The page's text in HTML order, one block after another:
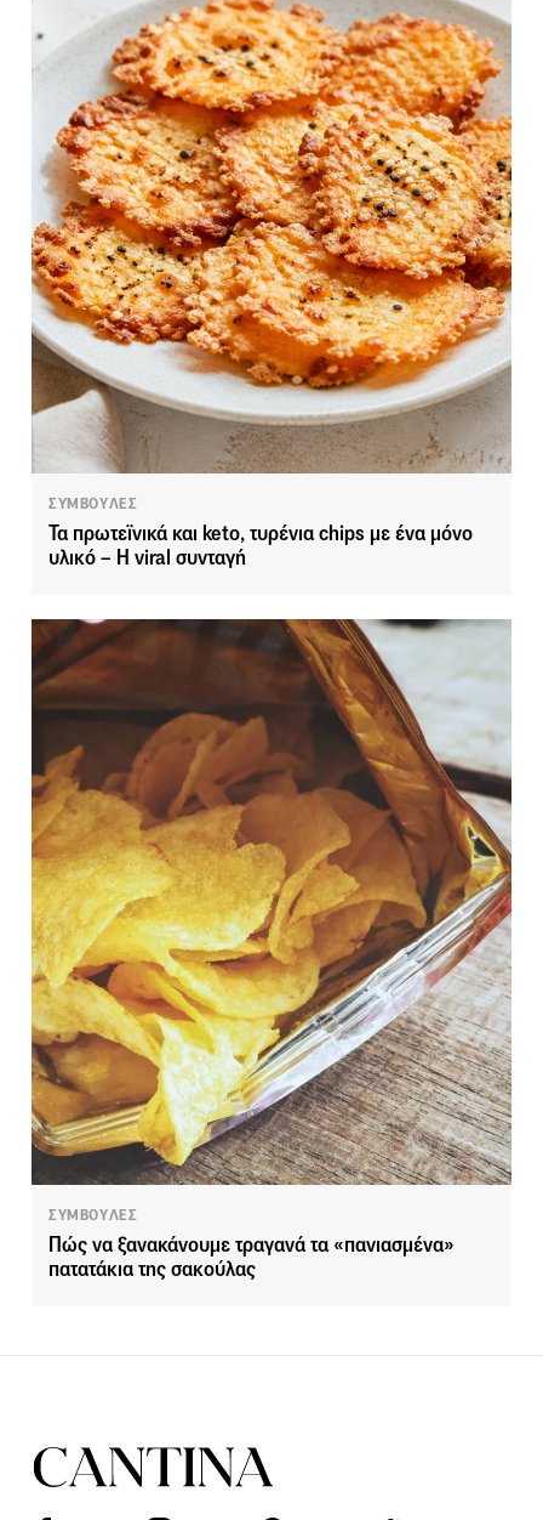
ΣΥΜΒΟΥΛΕΣ
Τα πρωτεϊνικά και keto, τυρένια chips με ένα μόνο
υλικό – Η viral συνταγή
ΣΥΜΒΟΥΛΕΣ
Πώς να ξανακάνουμε τραγανά τα «πανιασμένα»
πατατάκια της σακούλας